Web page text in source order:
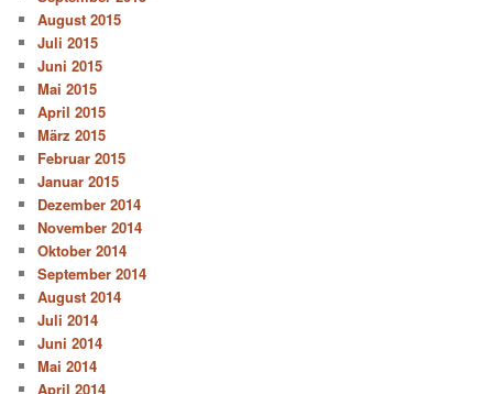
August 2015
Juli 2015
Juni 2015
Mai 2015
April 2015
März 2015
Februar 2015
Januar 2015
Dezember 2014
November 2014
Oktober 2014
September 2014
August 2014
Juli 2014
Juni 2014
Mai 2014
April 2014